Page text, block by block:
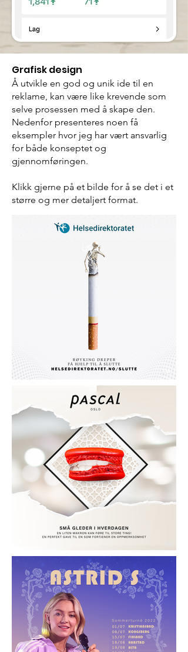
Grafisk design
Å utvikle en god og unik ide til en
reklame, kan være like krevende som
selve prosessen med å skape den.
Nedenfor presenteres noen få
eksempler hvor jeg har vært ansvarlig
for både konseptet og
gjennomføringen.
Klikk gjerne på et bilde for å se det i et
større og mer detaljert format.